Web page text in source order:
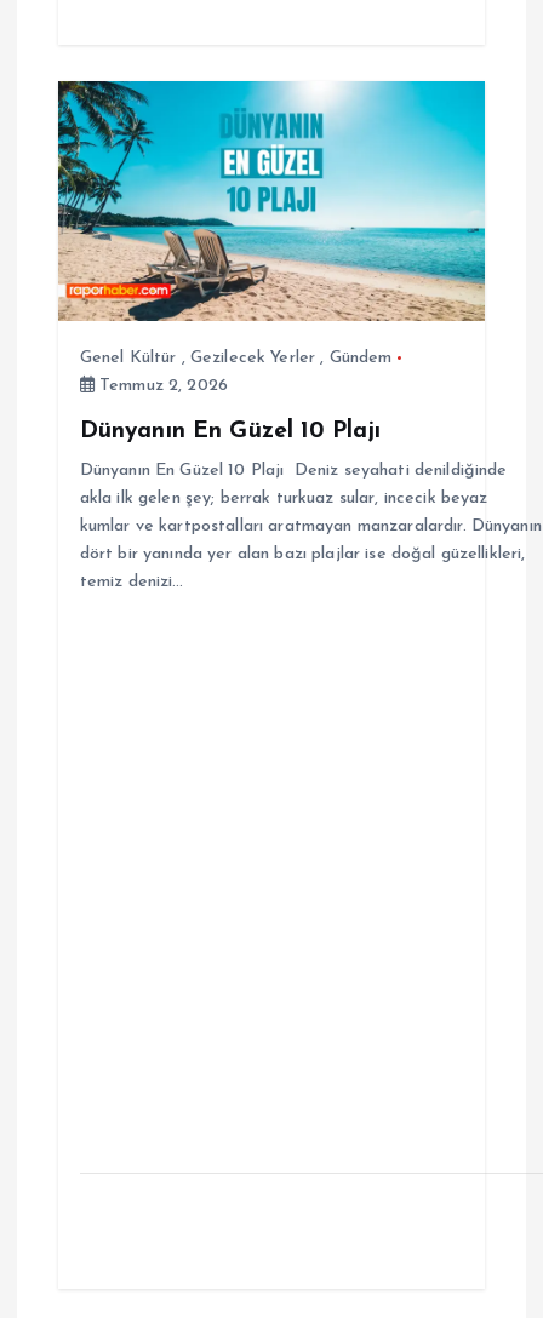
Genel Kültür , Gezilecek Yerler , Gündem
Temmuz 2, 2026
Dünyanın En Güzel 10 Plajı
Dünyanın En Güzel 10 Plajı Deniz seyahati denildiğinde
akla ilk gelen şey; berrak turkuaz sular, incecik beyaz
kumlar ve kartpostalları aratmayan manzaralardır. Dünyanın
dört bir yanında yer alan bazı plajlar ise doğal güzellikleri,
temiz denizi…